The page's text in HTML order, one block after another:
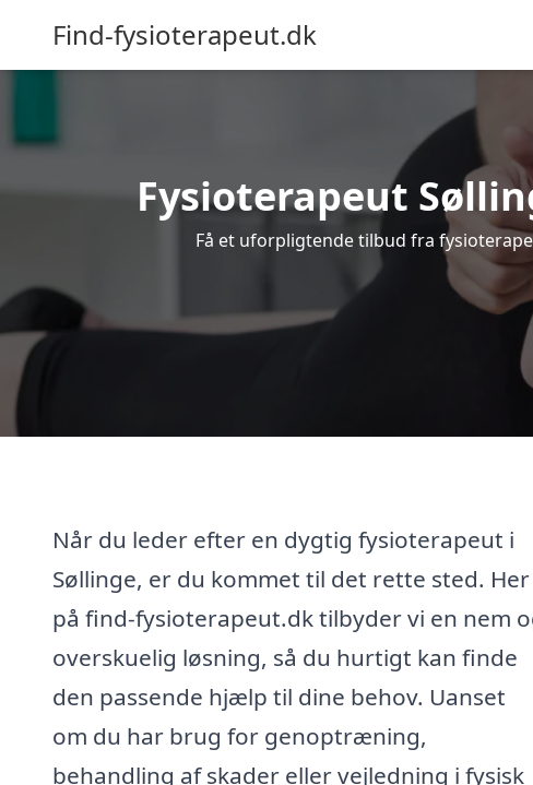
Find-fysioterapeut.dk
Fysioterapeut
Få et uforpligtende tilbud fra
Når du leder efter en dygtig fysioterapeut i
Søllinge, er du kommet til det rette sted. Her
på find-fysioterapeut.dk tilbyder vi en nem
overskuelig løsning, så du hurtigt kan finde
den passende hjælp til dine behov. Uanset
om du har brug for genoptræning,
behandling af skader eller vejledning i fysisk